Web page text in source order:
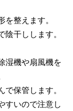
整えます。
干しします。
湿機や扇風機を
保管します。
すいので注意し